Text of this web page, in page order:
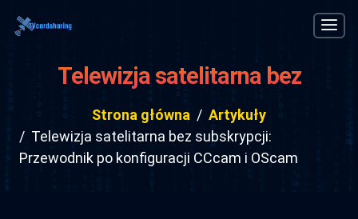
Telewizja satelitarna bez
subskrypcji: Przewodnik po
konfiguracji CCcam i OScam
Strona główna
Artykuły
Telewizja satelitarna bez subskrypcji:
Przewodnik po konfiguracji CCcam i OScam